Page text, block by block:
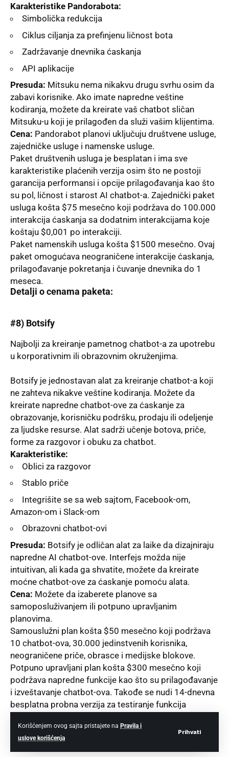
Korišćenjem ovog sajta pristajete na Pravila i
uslove korišćenja
Prihvati
Karakteristike Pandorabota:
Simbolička redukcija
Ciklus cilјanja za prefinjenu ličnost bota
Zadržavanje dnevnika ćaskanja
API aplikacije
Presuda: Mitsuku nema nikakvu drugu svrhu osim da
zabavi korisnike. Ako imate napredne veštine
kodiranja, možete da kreirate vaš chatbot sličan
Mitsuku-u koji je prilagođen da služi vašim klijentima.
Cena: Pandorabot planovi uklјučuju društvene usluge,
zajedničke usluge i namenske usluge.
Paket društvenih usluga je besplatan i ima sve
karakteristike plaćenih verzija osim što ne postoji
garancija performansi i opcije prilagođavanja kao što
su pol, ličnost i starost AI chatbot-a. Zajednički paket
usluga košta $75 mesečno koji podržava do 100.000
interakcija ćaskanja sa dodatnim interakcijama koje
koštaju $0,001 po interakciji.
Paket namenskih usluga košta $1500 mesečno. Ovaj
paket omogućava neograničene interakcije ćaskanja,
prilagođavanje pokretanja i čuvanje dnevnika do 1
meseca.
Detalјi o cenama paketa:
#8) Botsify
Najbolјi za kreiranje pametnog chatbot-a za upotrebu
u korporativnim ili obrazovnim okruženjima.
Botsify je jednostavan alat za kreiranje chatbot-a koji
ne zahteva nikakve veštine kodiranja. Možete da
kreirate napredne chatbot-ove za ćaskanje za
obrazovanje, korisničku podršku, prodaju ili odelјenje
za lјudske resurse. Alat sadrži učenje botova, priče,
forme za razgovor i obuku za chatbot.
Karakteristike:
Oblici za razgovor
Stablo priče
Integrišite se sa web sajtom, Facebook-om,
Amazon-om i Slack-om
Obrazovni chatbot-ovi
Presuda: Botsify je odličan alat za laike da dizajniraju
napredne AI chatbot-ove. Interfejs možda nije
intuitivan, ali kada ga shvatite, možete da kreirate
moćne chatbot-ove za ćaskanje pomoću alata.
Cena: Možete da izaberete planove sa
samoposluživanjem ili potpuno upravlјanim
planovima.
Samouslužni plan košta $50 mesečno koji podržava
10 chatbot-ova, 30.000 jedinstvenih korisnika,
neograničene priče, obrasce i medijske blokove.
Potpuno upravlјani plan košta $300 mesečno koji
podržava napredne funkcije kao što su prilagođavanje
i izveštavanje chatbot-ova. Takođe se nudi 14-dnevna
besplatna probna verzija za testiranje funkcija
#9)MobileMonkey